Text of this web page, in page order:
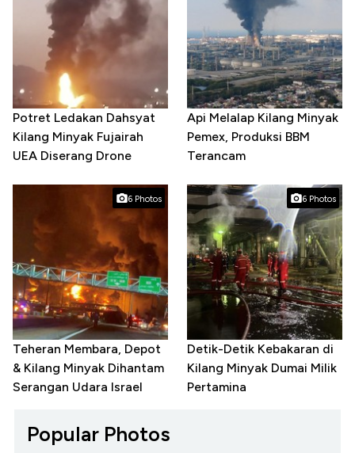
Potret Ledakan Dahsyat
Kilang Minyak Fujairah
UEA Diserang Drone
Api Melalap Kilang Minyak
Pemex, Produksi BBM
Terancam
6 Photos
Teheran Membara, Depot
& Kilang Minyak Dihantam
Serangan Udara Israel
6 Photos
Detik-Detik Kebakaran di
Kilang Minyak Dumai Milik
Pertamina
Popular Photos